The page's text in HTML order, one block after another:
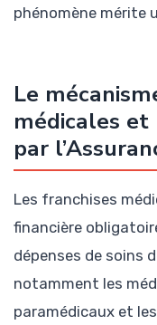
phénomène mérite
Le
médicales
par
Les franchises
financière
dépenses de soins
notamment les
paramédicaux et